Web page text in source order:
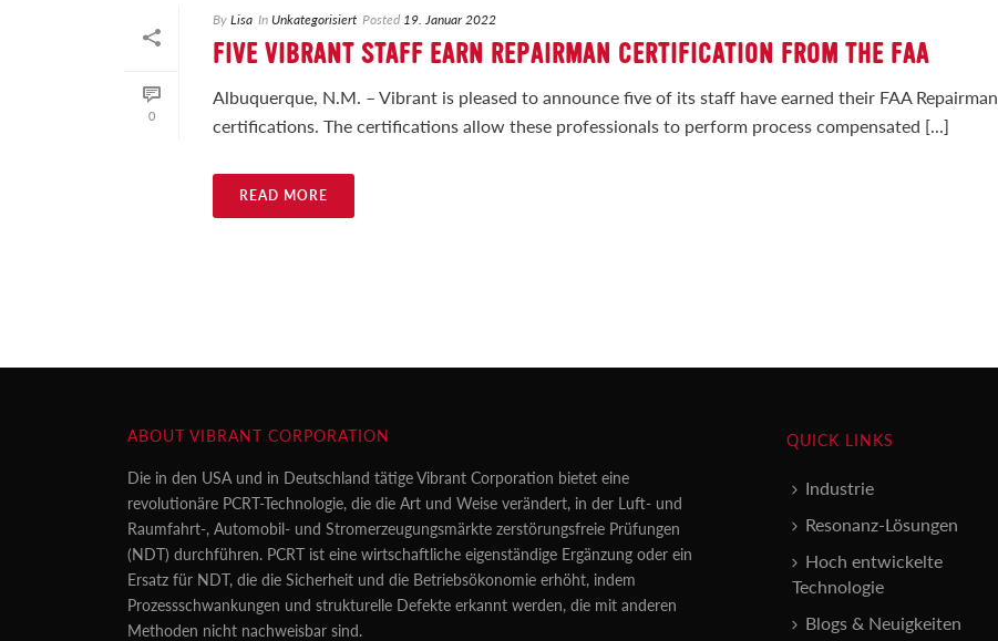
0
ByLisa In Unkategorisiert Posted 19. Januar 2022
FIVE VIBRANT STAFF EARN REPAIRMAN CERTIFICATION FROM THE FAA
Albuquerque, N.M. – Vibrant is pleased to announce five of its staff have earned their FAA Repairman
certifications. The certifications allow these professionals to perform process compensated [...]
READ MORE
ABOUT VIBRANT CORPORATION
Die in den USA und in Deutschland tätige Vibrant Corporation bietet eine
revolutionäre PCRT-Technologie, die die Art und Weise verändert, in der Luft- und
Raumfahrt-, Automobil- und Stromerzeugungsmärkte zerstörungsfreie Prüfungen
(NDT) durchführen. PCRT ist eine wirtschaftliche eigenständige Ergänzung oder ein
Ersatz für NDT, die die Sicherheit und die Betriebsökonomie erhöht, indem
Prozessschwankungen und strukturelle Defekte erkannt werden, die mit anderen
Methoden nicht nachweisbar sind.
QUICK LINKS
Industrie
Resonanz-Lösungen
Hoch entwickelte
Technologie
Blogs & Neuigkeiten